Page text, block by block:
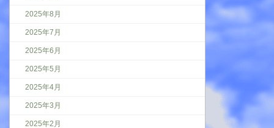
2025年8月
2025年7月
2025年6月
2025年5月
2025年4月
2025年3月
2025年2月